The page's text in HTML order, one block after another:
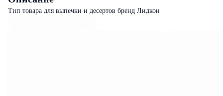
Тип товара для выпечки и десертов бренд Лидкон